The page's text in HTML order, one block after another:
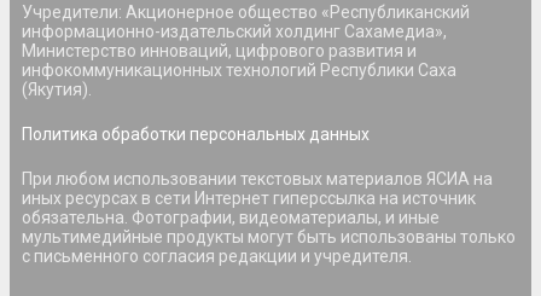
Учредители: Акционерное общество «Республиканский
информационно-издательский холдинг Сахамедиа»,
Министерство инноваций, цифрового развития и
инфокоммуникационных технологий Республики Саха
(Якутия).
Политика обработки персональных данных
При любом использовании текстовых материалов ЯСИА на
иных ресурсах в сети Интернет гиперссылка на источник
обязательна. Фотографии, видеоматериалы, и иные
мультимедийные продукты могут быть использованы только
с письменного согласия редакции и учредителя.